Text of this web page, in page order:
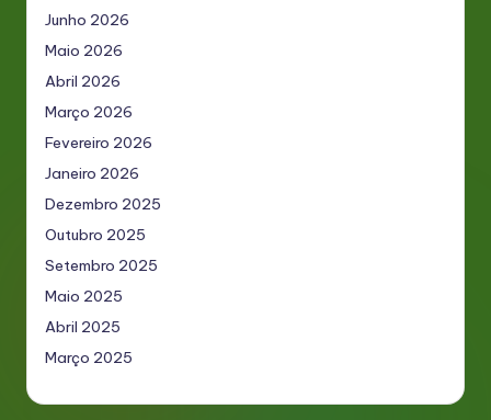
Junho 2026
Maio 2026
Abril 2026
Março 2026
Fevereiro 2026
Janeiro 2026
Dezembro 2025
Outubro 2025
Setembro 2025
Maio 2025
Abril 2025
Março 2025